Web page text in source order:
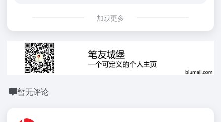
加载更多
暂无评论